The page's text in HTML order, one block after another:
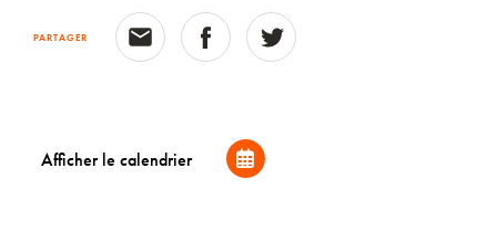
PARTAGER
Afficher le calendrier